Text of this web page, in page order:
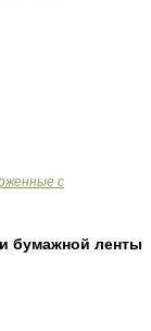
с
бумажной ленты